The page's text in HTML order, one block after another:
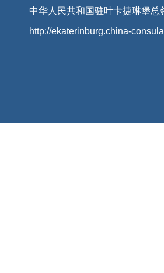
中华人民共和国驻叶卡捷琳堡总
http://ekaterinburg.china-